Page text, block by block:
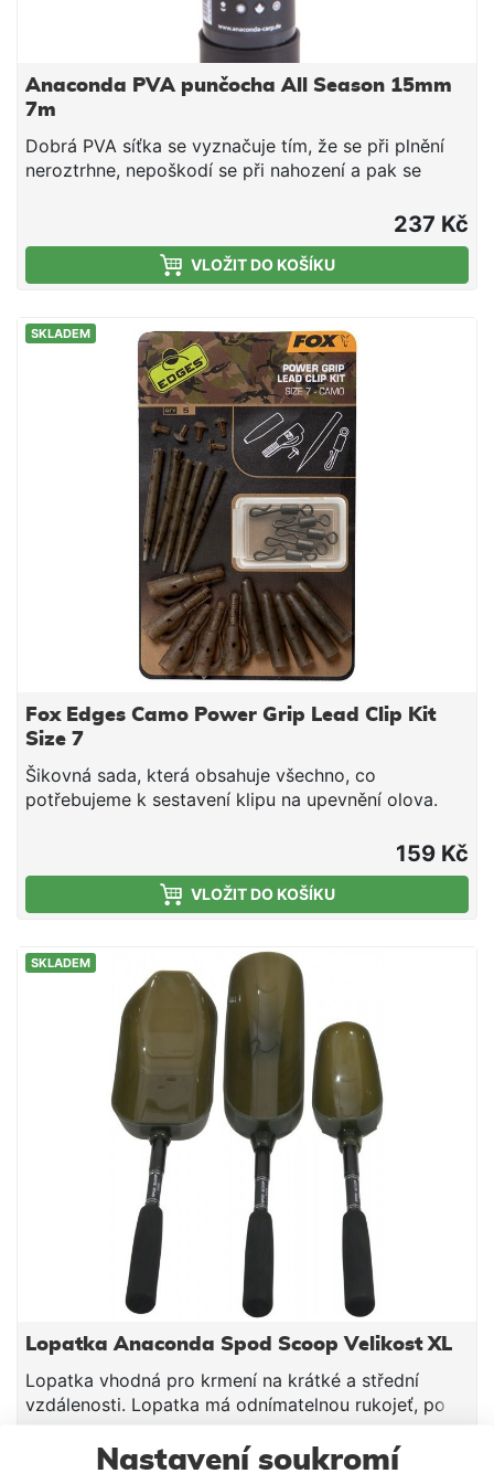
Nastavení soukromí
Anaconda PVA punčocha All Season 15mm
7m
Dobrá PVA síťka se vyznačuje tím, že se při plnění
neroztrhne, nepoškodí se při nahození a pak se
punčocha se rozpouští pomalu (cca 60 s). Doba
rozpadu je závislá na teplotě vody. Průměr: 15 mm
kuželový systém (nálevka) Dodáváno ve
vodotěsném, šroubovatelném trubkovém systému
Délka: 7 m Vhodné pro jakoukoli teplotu vody
237 Kč
VLOŽIT DO KOŠÍKU
SKLADEM
Fox Edges Camo Power Grip Lead Clip Kit
Size 7
Šikovná sada, která obsahuje všechno, co
potřebujeme k sestavení klipu na upevnění olova.
neztratilo i při zajetí ryby do vázky Sada obsahuje:
Grip Tail Rubbers, vel. 7 Lead Clips s „T“ kolíčky,
standard Anti Tangle Sleeves, vel. 7 Kwik Change
159 Kč
VLOŽIT DO KOŠÍKU
SKLADEM
Lopatka Anaconda Spod Scoop Velikost XL
Lopatka vhodná pro krmení na krátké a střední
vzdálenosti. Lopatka má odnímatelnou rukojeť, po
II. Vhodné pro vnadění částic, pelet, boilies, pelet i
330 Kč